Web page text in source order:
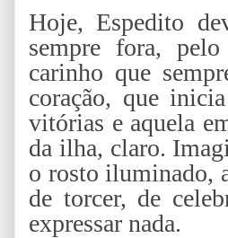
Hoje, Espedito
sempre fora,
carinho que
coração, que
vitórias e aquela
da ilha, claro.
o rosto iluminado,
de torcer, de
expressar nada.